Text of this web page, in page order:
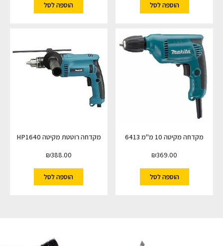
הוספה לסל הוספה לסל
מקדחה מקיטה 10 מ"מ 6413
₪369.00
הוספה לסל
מקדחה רוטטת מקיטה HP1640
₪388.00
הוספה לסל
השארו מעודכנים